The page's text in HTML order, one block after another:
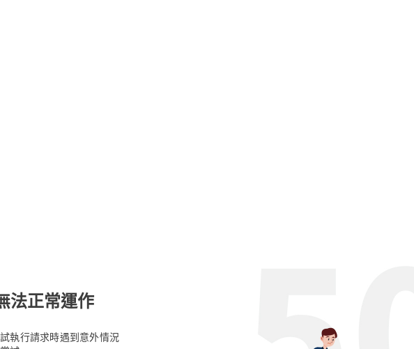
法正常運作
執行請求時遇到意外情況